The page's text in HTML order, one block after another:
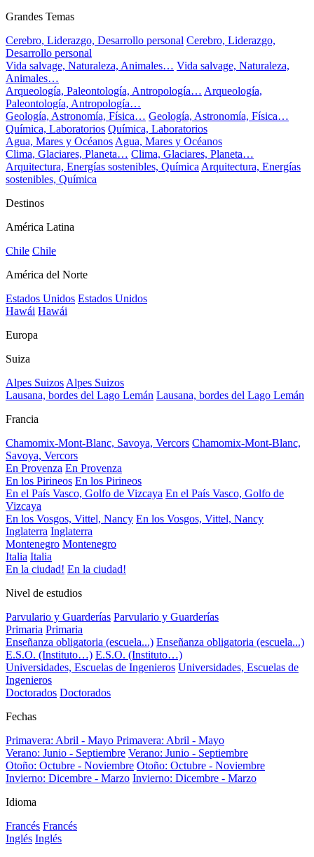
Grandes Temas
Cerebro, Liderazgo, Desarrollo personal Cerebro, Liderazgo,
Desarrollo personal
Vida salvage, Naturaleza, Animales… Vida salvage, Naturaleza,
Animales…
Arqueología, Paleontología, Antropología… Arqueología,
Paleontología, Antropología…
Geología, Astronomía, Física… Geología, Astronomía, Física…
Química, Laboratorios Química, Laboratorios
Agua, Mares y Océanos Agua, Mares y Océanos
Clima, Glaciares, Planeta… Clima, Glaciares, Planeta…
Arquitectura, Energías sostenibles, Química Arquitectura, Energías
sostenibles, Química
Destinos
América Latina
Chile Chile
América del Norte
Estados Unidos Estados Unidos
Hawái Hawái
Europa
Suiza
Alpes Suizos Alpes Suizos
Lausana, bordes del Lago Lemán Lausana, bordes del Lago Lemán
Francia
Chamomix-Mont-Blanc, Savoya, Vercors Chamomix-Mont-Blanc,
Savoya, Vercors
En Provenza En Provenza
En los Pirineos En los Pirineos
En el País Vasco, Golfo de Vizcaya En el País Vasco, Golfo de
Vizcaya
En los Vosgos, Vittel, Nancy En los Vosgos, Vittel, Nancy
Inglaterra Inglaterra
Montenegro Montenegro
Italia Italia
En la ciudad! En la ciudad!
Nivel de estudios
Parvulario y Guarderías Parvulario y Guarderías
Primaria Primaria
Enseñanza obligatoria (escuela...) Enseñanza obligatoria (escuela...)
E.S.O. (Instituto…) E.S.O. (Instituto…)
Universidades, Escuelas de Ingenieros Universidades, Escuelas de
Ingenieros
Doctorados Doctorados
Fechas
Primavera: Abril - Mayo Primavera: Abril - Mayo
Verano: Junio - Septiembre Verano: Junio - Septiembre
Otoño: Octubre - Noviembre Otoño: Octubre - Noviembre
Invierno: Dicembre - Marzo Invierno: Dicembre - Marzo
Idioma
Francés Francés
Inglés Inglés